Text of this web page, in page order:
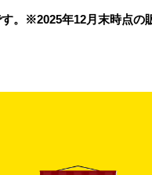
。※2025年12月末時点の